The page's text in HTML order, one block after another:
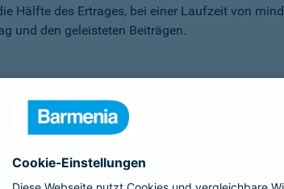
Hälfte des Ertrages, bei einer Laufzeit von
und den geleisteten Beiträgen.
zahlen können, haben Sie die Möglichkeit der